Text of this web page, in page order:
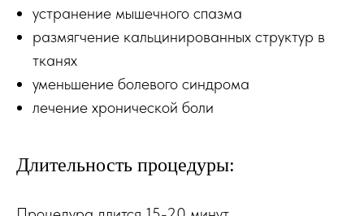
устранение мышечного спазма
размягчение кальцинированных структур в
тканях
уменьшение болевого синдрома
лечение хронической боли
Длительность процедуры: